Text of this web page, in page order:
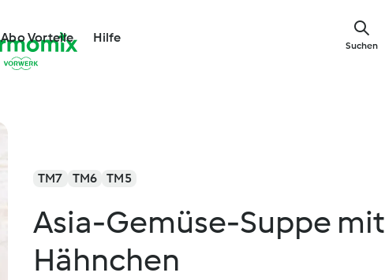
Abo Vorteile Hilfe
Suchen
TM7 TM6 TM5
Asia-Gemüse-Suppe mit
Hähnchen